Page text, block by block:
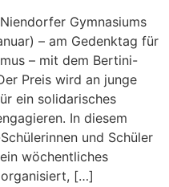
Gymnasiums
– am Gedenktag für
– mit dem Bertini-
Preis wird an junge
ein solidarisches
In diesem
und Schüler
wöchentliches
[…]